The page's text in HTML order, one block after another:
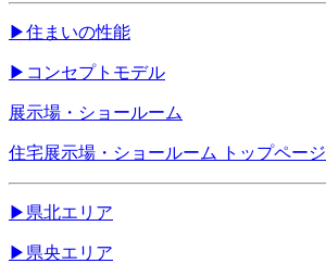
▶住まいの性能
▶ コンセプトモデル
展示場・ショールーム
住宅展示場・ショールーム トップページ
▶ 県北エリア
▶ 県央エリア